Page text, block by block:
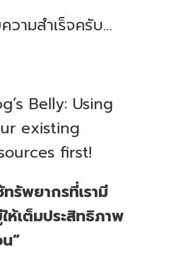
วามสำเร็จครับ...
Belly: Using
existing
first!
ทรัพยากรที่เรามี
ห้เต็มประสิทธิภาพ
”